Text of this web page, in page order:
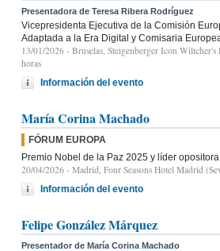
Presentadora de Teresa Ribera Rodríguez
Vicepresidenta Ejecutiva de la Comisión
Adaptada a la Era Digital y Comisaria
13/01/2026 - Bruselas, Steigenberger Icon
horas
Información del evento
María Corina Machado
FÓRUM EUROPA
Premio Nobel de la Paz 2025 y líder
20/04/2026 - Madrid, Four Seasons Hotel Madrid
Información del evento
Felipe González Márquez
Presentador de María Corina Machado